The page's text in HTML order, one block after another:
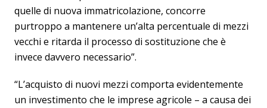
quelle di nuova immatricolazione, concorre
purtroppo a mantenere un’alta percentuale di mezzi
vecchi e ritarda il processo di sostituzione che è
invece davvero necessario”.
“L’acquisto di nuovi mezzi comporta evidentemente
un investimento che le imprese agricole – a causa dei